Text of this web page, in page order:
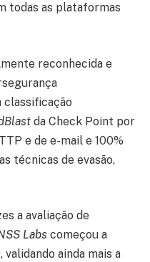
todas as plataformas
reconhecida e
classificação
da Check Point por
e de e-mail e 100%
técnicas de evasão,
a avaliação de
Labs começou a
ainda mais a